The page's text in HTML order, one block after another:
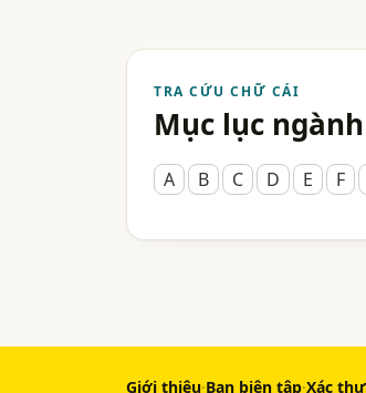
TRA CỨU CHỮ CÁI
Mục lục
A B C D E F
Giới thiệu·Ban biên tập·Xác